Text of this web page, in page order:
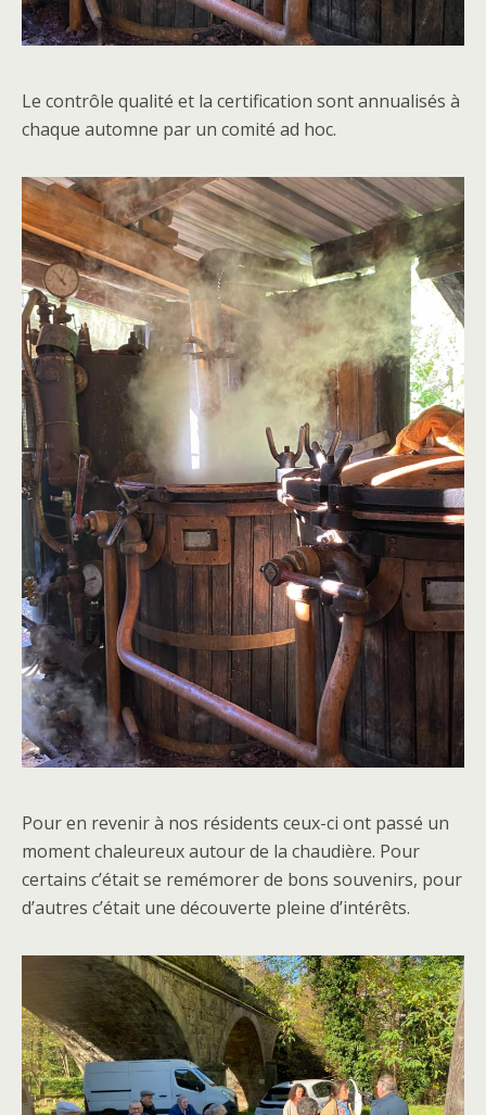
Le contrôle qualité et la certification sont annualisés à
chaque automne par un comité ad hoc.
Pour en revenir à nos résidents ceux-ci ont passé un
moment chaleureux autour de la chaudière. Pour
certains c’était se remémorer de bons souvenirs, pour
d’autres c’était une découverte pleine d’intérêts.